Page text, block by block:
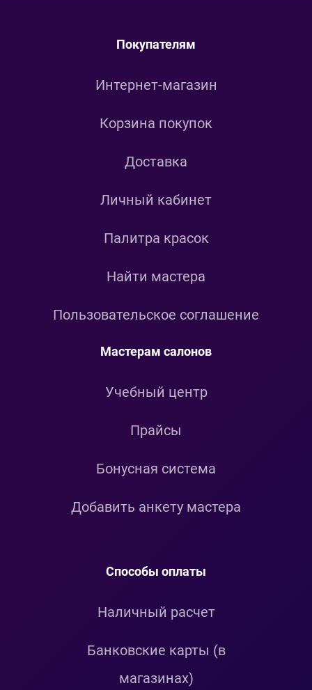
Покупателям
Интернет-магазин
Корзина покупок
Доставка
Личный кабинет
Палитра красок
Найти мастера
Пользовательское соглашение
Мастерам салонов
Учебный центр
Прайсы
Бонусная система
Добавить анкету мастера
Способы оплаты
Наличный расчет
Банковские карты (в
магазинах)